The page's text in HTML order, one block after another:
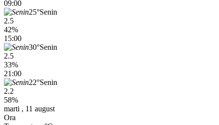
09:00
25°Senin
2.5
42%
15:00
30°Senin
2.5
33%
21:00
22°Senin
2.2
58%
marti , 11 august
Ora